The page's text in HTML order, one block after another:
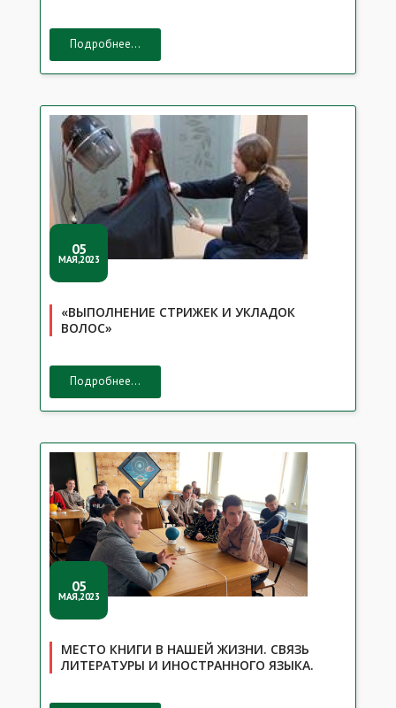
Подробнее...
05
МАЯ,2023
«ВЫПОЛНЕНИЕ СТРИЖЕК И УКЛАДОК
ВОЛОС»
Подробнее...
05
МАЯ,2023
МЕСТО КНИГИ В НАШЕЙ ЖИЗНИ. СВЯЗЬ
ЛИТЕРАТУРЫ И ИНОСТРАННОГО ЯЗЫКА.